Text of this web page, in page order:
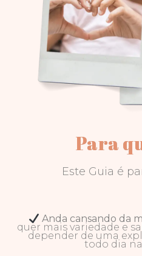
Para
Este Guia é
Anda cansando da
quer mais variedade e
depender de uma
todo dia